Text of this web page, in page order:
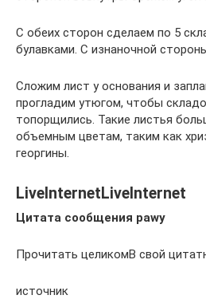
С обеих сторон сделаем по 5
булавками. С изнаночной
Сложим лист у основания и
прогладим утюгом, чтобы
топорщились. Такие листья
объемным цветам, таким как
георгины.
LiveInternetLiveInternet
Цитата сообщения pawy
Прочитать целикомВ свой
источник